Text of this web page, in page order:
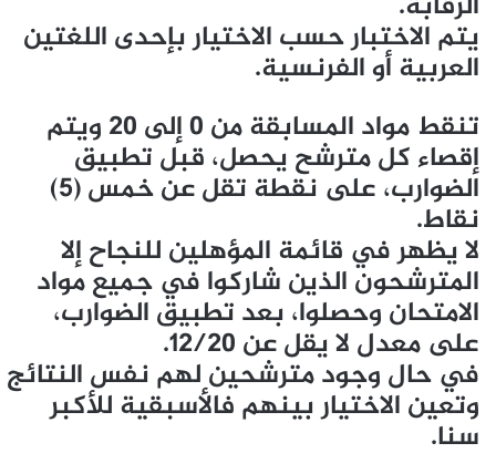
يتم الاختبار حسب الاختيار بإحدى اللغتين
العربية أو الفرنسية.
تنقط مواد المسابقة من 0 إلى 20 ويتم
إقصاء كل مترشح يحصل، قبل تطبيق
الضوارب، على نقطة تقل عن خمس (5)
نقاط.
لا يظهر في قائمة المؤهلين للنجاح إلا
المترشحون الذين شاركوا في جميع مواد
الامتحان وحصلوا، بعد تطبيق الضوارب،
على معدل لا يقل عن 12/20.
في حال وجود مترشحين لهم نفس النتائج
وتعين الاختيار بينهم فالأسبقية للأكبر
سنا.